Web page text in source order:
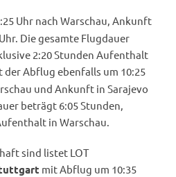
Uhr nach Warschau, Ankunft
Die gesamte Flugdauer
2:20 Stunden Aufenthalt
der Abflug ebenfalls um 10:25
und Ankunft in Sarajevo
beträgt 6:05 Stunden,
in Warschau.
sind listet LOT
mit Abflug um 10:35